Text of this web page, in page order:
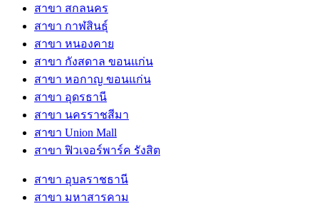
สาขา สกลนคร
สาขา กาฬสินธุ์
สาขา หนองคาย
สาขา กังสดาล ขอนแก่น
สาขา หอกาญ ขอนแก่น
สาขา อุดรธานี
สาขา นครราชสีมา
สาขา Union Mall
สาขา ฟิวเจอร์พาร์ค รังสิต
สาขา อุบลราชธานี
สาขา มหาสารคาม